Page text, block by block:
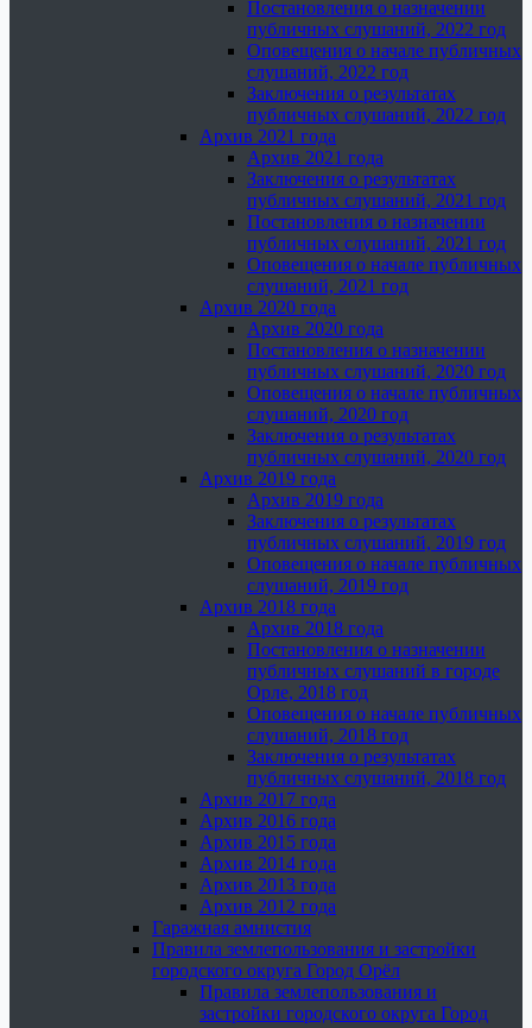
Постановления о назначении
публичных слушаний, 2022 год
Оповещения о начале публичных
слушаний, 2022 год
Заключения о результатах
публичных слушаний, 2022 год
Архив 2021 года
Архив 2021 года
Заключения о результатах
публичных слушаний, 2021 год
Постановления о назначении
публичных слушаний, 2021 год
Оповещения о начале публичных
слушаний, 2021 год
Архив 2020 года
Архив 2020 года
Постановления о назначении
публичных слушаний, 2020 год
Оповещения о начале публичных
слушаний, 2020 год
Заключения о результатах
публичных слушаний, 2020 год
Архив 2019 года
Архив 2019 года
Заключения о результатах
публичных слушаний, 2019 год
Оповещения о начале публичных
слушаний, 2019 год
Архив 2018 года
Архив 2018 года
Постановления о назначении
публичных слушаний в городе
Орле, 2018 год
Оповещения о начале публичных
слушаний, 2018 год
Заключения о результатах
публичных слушаний, 2018 год
Архив 2017 года
Архив 2016 года
Архив 2015 года
Архив 2014 года
Архив 2013 года
Архив 2012 года
Гаражная амнистия
Правила землепользования и застройки
городского округа Город Орёл
Правила землепользования и
застройки городского округа Город